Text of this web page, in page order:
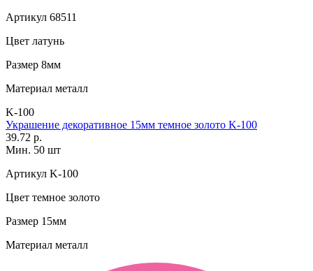
Артикул 68511
Цвет латунь
Размер 8мм
Материал металл
K-100
Украшение декоративное 15мм темное золото K-100
39.72 р.
Мин. 50 шт
Артикул K-100
Цвет темное золото
Размер 15мм
Материал металл